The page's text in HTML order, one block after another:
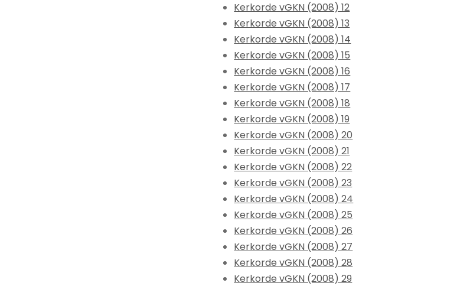
Kerkorde vGKN (2008) 12
Kerkorde vGKN (2008) 13
Kerkorde vGKN (2008) 14
Kerkorde vGKN (2008) 15
Kerkorde vGKN (2008) 16
Kerkorde vGKN (2008) 17
Kerkorde vGKN (2008) 18
Kerkorde vGKN (2008) 19
Kerkorde vGKN (2008) 20
Kerkorde vGKN (2008) 21
Kerkorde vGKN (2008) 22
Kerkorde vGKN (2008) 23
Kerkorde vGKN (2008) 24
Kerkorde vGKN (2008) 25
Kerkorde vGKN (2008) 26
Kerkorde vGKN (2008) 27
Kerkorde vGKN (2008) 28
Kerkorde vGKN (2008) 29